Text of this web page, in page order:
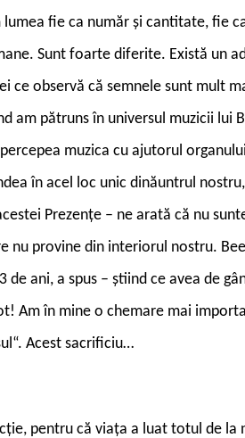
lumea fie ca număr și cantitate, fie
Sunt foarte diferite. Există un
ce observă că semnele sunt mult
am pătruns în universul muzicii lui
muzica cu ajutorul
în acel loc unic dinăuntrul
Prezențe – ne arată că nu
nu provine din interiorul nostru.
de ani, a spus – știind ce avea de
Am în mine o chemare mai
Acest sacrificiu…
pentru că viața a luat totul de la